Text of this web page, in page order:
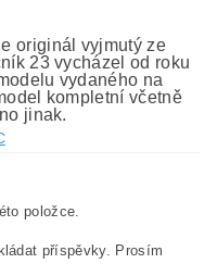
originál vyjmutý ze
23 vycházel od roku
vydaného na
kompletní včetně
jinak.
položce.
příspěvky. Prosím